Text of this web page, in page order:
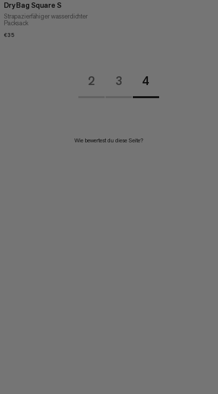
Dry Bag Square S
Strapazierfähiger wasserdichter
Packsack
€35
2 3 4
Wie bewertest du diese Seite?